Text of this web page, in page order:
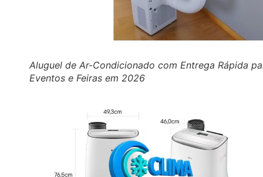
Aluguel de Ar-Condicionado com Entrega Rápida
Eventos e Feiras em 2026